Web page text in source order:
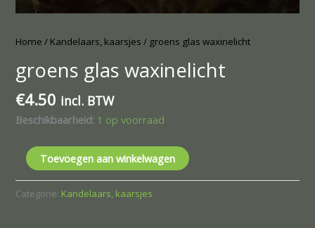
Home / Kandelaars, kaarsjes / groens glas waxinelicht
groens glas waxinelicht
€4.50 incl. BTW
Beschikbaarheid: 1 op voorraad
Toevoegen aan winkelwagen
Categorie: Kandelaars, kaarsjes